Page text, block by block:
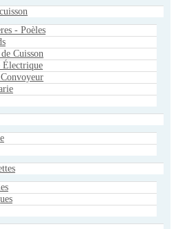
- Poèles
Cuisson
Électrique